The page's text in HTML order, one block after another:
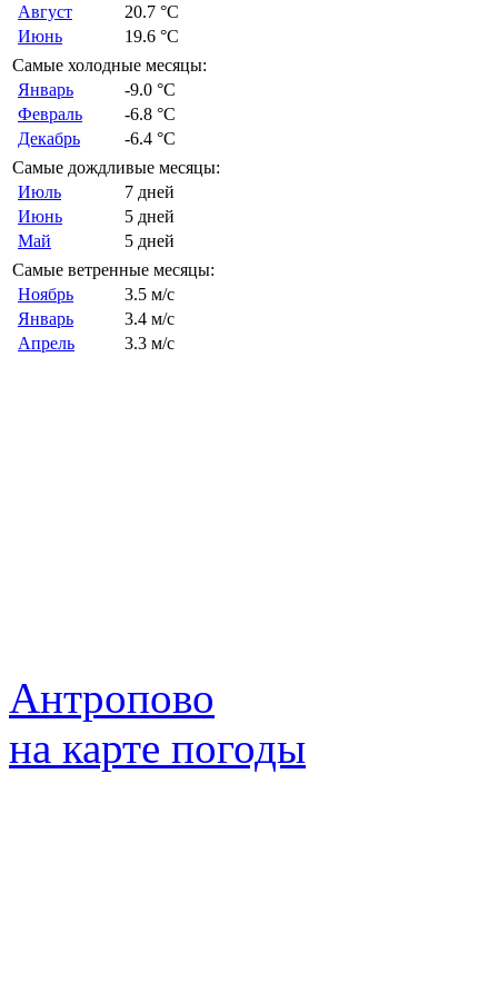
Август
20.7 °C
Июнь
19.6 °C
Самые холодные месяцы:
Январь
-9.0 °C
Февраль
-6.8 °C
Декабрь
-6.4 °C
Самые дождливые месяцы:
Июль
7 дней
Июнь
5 дней
Май
5 дней
Самые ветренные месяцы:
Ноябрь
3.5 м/с
Январь
3.4 м/с
Апрель
3.3 м/с
Антропово
на карте погоды